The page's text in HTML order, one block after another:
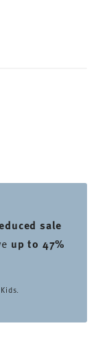
sale
up to 47%